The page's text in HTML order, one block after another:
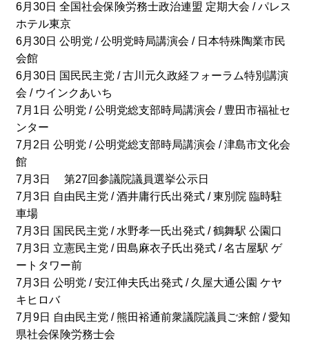
6月30日 全国社会保険労務士政治連盟 定期大会 / パレス
ホテル東京
6月30日 公明党 / 公明党時局講演会 / 日本特殊陶業市民
会館
6月30日 国民民主党 / 古川元久政経フォーラム特別講演
会 / ウインクあいち
7月1日 公明党 / 公明党総支部時局講演会 / 豊田市福祉セ
ンター
7月2日 公明党 / 公明党総支部時局講演会 / 津島市文化会
館
7月3日 第27回参議院議員選挙公示日
7月3日 自由民主党 / 酒井庸行氏出発式 / 東別院 臨時駐
車場
7月3日 国民民主党 / 水野孝一氏出発式 / 鶴舞駅 公園口
7月3日 立憲民主党 / 田島麻衣子氏出発式 / 名古屋駅 ゲ
ートタワー前
7月3日 公明党 / 安江伸夫氏出発式 / 久屋大通公園 ケヤ
キヒロバ
7月9日 自由民主党 / 熊田裕通前衆議院議員ご来館 / 愛知
県社会保険労務士会